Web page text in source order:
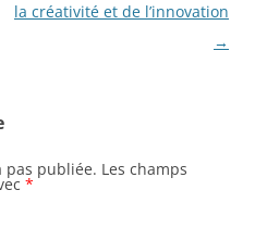
la créativité et de l’innovation
→
pas publiée. Les champs
*